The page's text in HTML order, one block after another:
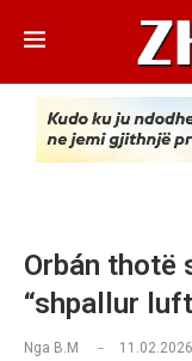
Orbán thotë
“shpallur
Nga B.M